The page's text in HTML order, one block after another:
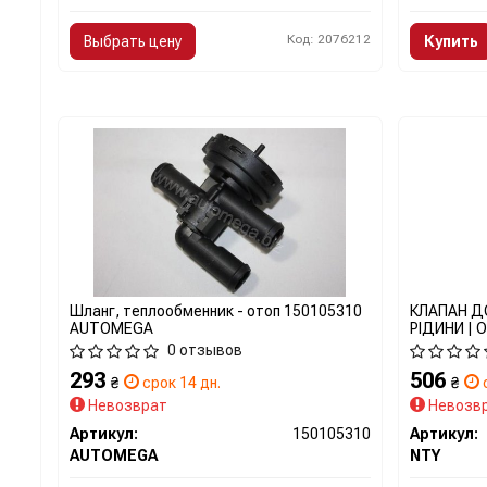
Выбрать цену Код: 2076212 Купить
Шланг, теплообменник - отоп 150105310
AUTOMEGA
0 отзывов
293 ₴
срок 14 дн.
Невозврат
Артикул:
150105310
AUTOMEGA
КЛАПАН
РІДИНИ |
1992-
1995-
1997-
506 ₴
Артикул:
NTY